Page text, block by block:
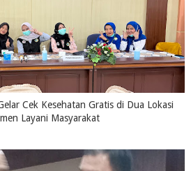
Cek Kesehatan Gratis di Dua Lokasi
Layani Masyarakat